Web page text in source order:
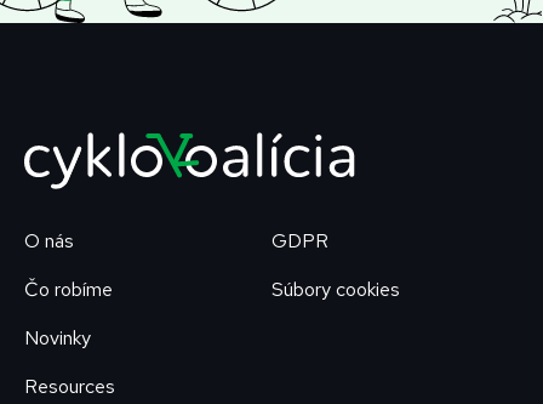
O nás
Čo robíme
Novinky
Resources
GDPR
Súbory cookies